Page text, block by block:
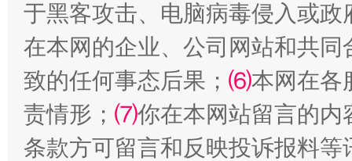
站台名比不上好声名
于黑客攻击、电脑病毒侵入或
在本网的企业、公司网站和共
致的任何事态后果； ⑹本网在各
责情形； ⑺你在本网站留言的内
条款方可留言和反映投诉报料